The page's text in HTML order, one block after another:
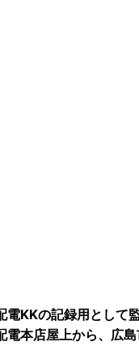
電KKの記録用として
本店屋上から、広島